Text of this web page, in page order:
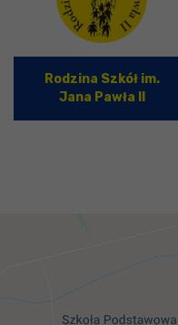
Rodzina Szkół im.
Jana Pawła II